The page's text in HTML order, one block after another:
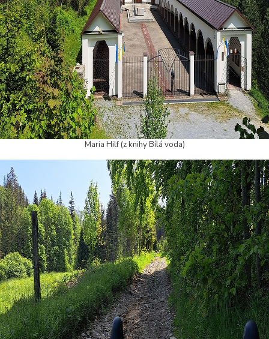
Maria Hilf (z knihy Bílá voda)